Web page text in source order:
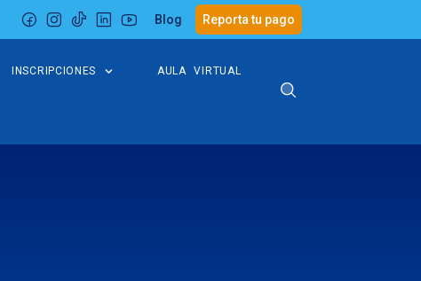
Blog Reporta tu pago
INSCRIPCIONES AULA VIRTUAL